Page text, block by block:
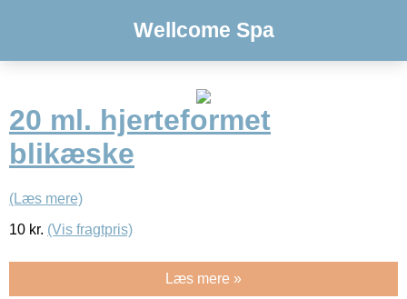
Wellcome Spa
20 ml. hjerteformet
blikæske
(Læs mere)
10 kr. (Vis fragtpris)
Læs mere »